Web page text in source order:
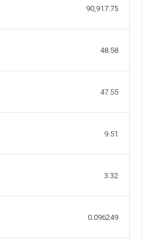
90,917.75
48.58
47.55
9.51
3.32
0.096249